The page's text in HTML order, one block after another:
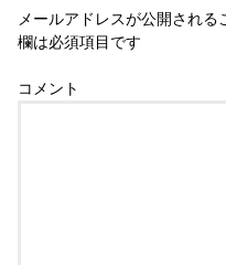
メールアドレスが公開される
欄は必須項目です
コメント